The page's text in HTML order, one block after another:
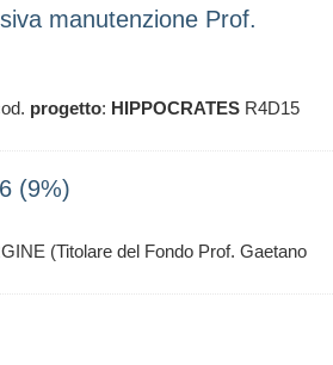
manutenzione Prof.
progetto: HIPPOCRATES R4D15
(9%)
(Titolare del Fondo Prof. Gaetano